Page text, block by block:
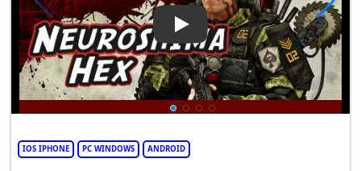
Play Video: Neuroshima Hex
IOS IPHONE PC WINDOWS ANDROID